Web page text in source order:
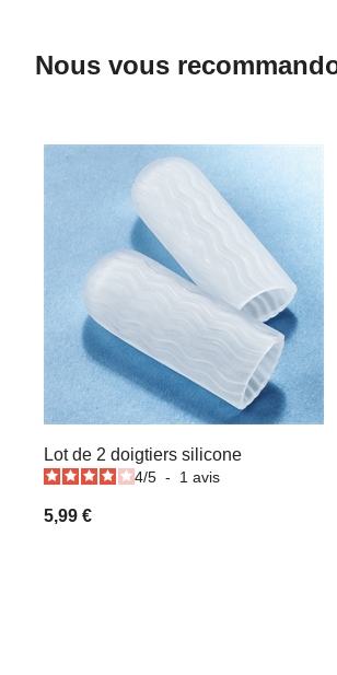
Nous vous
Lot de 2 doigtiers silicone
4/5 - 1 avis
5,99 €